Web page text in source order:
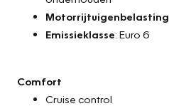
Motorrijtuigenbelasting
Emissieklasse: Euro 6
Comfort
Cruise control